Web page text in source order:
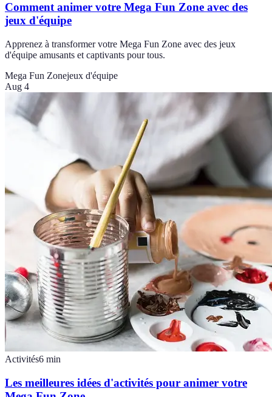
Comment animer votre Mega Fun Zone avec des
jeux d'équipe
Apprenez à transformer votre Mega Fun Zone avec des jeux
d'équipe amusants et captivants pour tous.
Mega Fun Zonejeux d'équipe
Aug 4
Activités6 min
Les meilleures idées d'activités pour animer votre